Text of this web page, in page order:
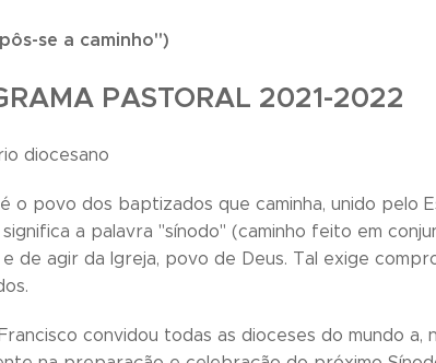
se a caminho")
PASTORAL 2021-2022
diocesano
o povo dos baptizados que caminha, unido pelo
a palavra "sínodo" (caminho feito em
de agir da Igreja, povo de Deus. Tal exige
convidou todas as dioceses do mundo